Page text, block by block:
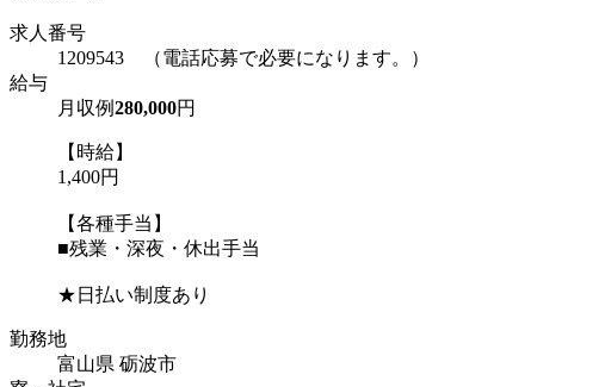
求人番号
1209543 （電話応募で必要になります。）
給与
月収例280,000円
【時給】
1,400円
【各種手当】
■残業・深夜・休出手当
★日払い制度あり
勤務地
富山県 砺波市